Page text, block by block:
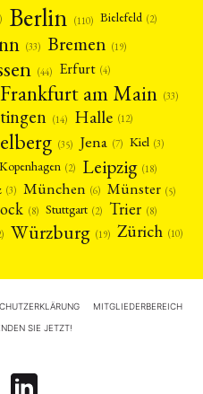
Berlin (110) Bielefeld (2)
(33) Bremen (19)
(44) Erfurt (4)
Frankfurt am Main (33)
(14) Halle (12)
(35) Jena (7) Kiel (3)
Kopenhagen (2) Leipzig (18)
(3) München (6) Münster (5)
(8) Stuttgart (2) Trier (8)
Würzburg (19) Zürich (10)
MITGLIEDERBEREICH
SIE JETZT!